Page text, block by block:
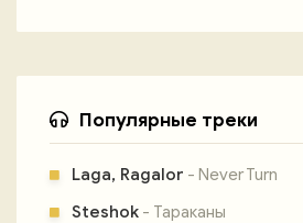
Популярные треки
Laga, Ragalor - Never Turn
Steshok - Тараканы